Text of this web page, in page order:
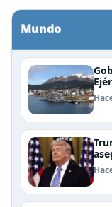
Mundo
un